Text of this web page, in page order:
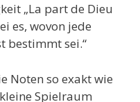
„La part de Dieu
es, wovon jede
bestimmt sei.“
Noten so exakt wie
Spielraum